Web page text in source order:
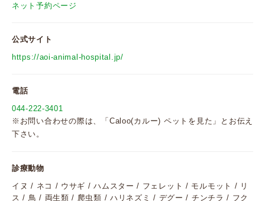
ネット予約ページ
公式サイト
https://aoi-animal-hospital.jp/
電話
044-222-3401
※お問い合わせの際は、「Caloo(カルー) ペットを見た」とお伝え
下さい。
診療動物
イヌ / ネコ / ウサギ / ハムスター / フェレット / モルモット / リ
ス / 鳥 / 両生類 / 爬虫類 / ハリネズミ / デグー / チンチラ / フク